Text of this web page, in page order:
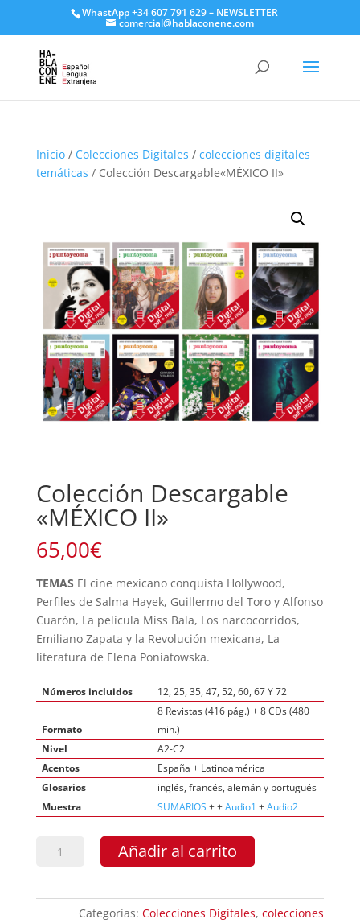
WhastApp+34 607 791 629– NEWSLETTER
comercial@hablaconene.com
Inicio/ Colecciones Digitales / colecciones digitales
temáticas / Colección Descargable«MÉXICO II»
Colección Descargable
«MÉXICO II»
65,00€
TEMAS El cine mexicano conquista Hollywood,
Perfiles de Salma Hayek, Guillermo del Toro y Alfonso
Cuarón, La película Miss Bala, Los narcocorridos,
Emiliano Zapata y la Revolución mexicana, La
literatura de Elena Poniatowska.
Números incluidos 12, 25, 35, 47, 52, 60, 67 Y 72
Formato
8 Revistas (416 pág.) + 8 CDs (480
min.)
Nivel
A2-C2
Acentos
España + Latinoamérica
Glosarios
inglés, francés, alemán y portugués
Muestra
SUMARIOS + +Audio1 +Audio2
Colección
Descargable"MÉXICO
cantidad
Añadir al carrito
Categorías:Colecciones Digitales,colecciones